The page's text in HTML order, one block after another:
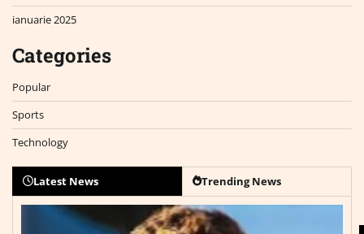
ianuarie 2025
Categories
Popular
Sports
Technology
Latest News Trending News